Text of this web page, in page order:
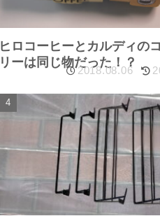
ヒロコーヒーとカルディの
リーは同じ物だった！？
2018.08.06